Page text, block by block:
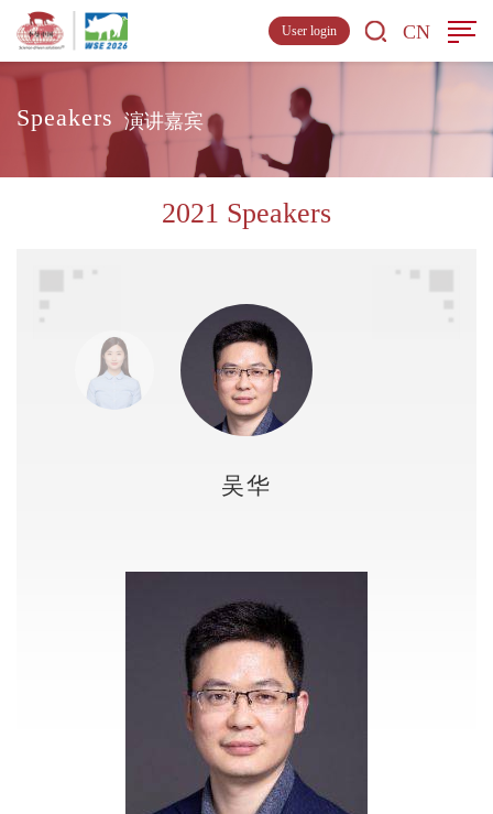
CN
User login
Speakers 演讲嘉宾
2021 Speakers
吴华